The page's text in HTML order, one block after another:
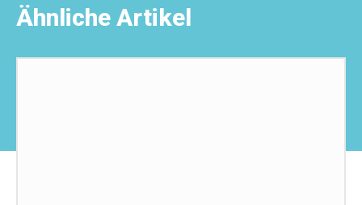
Ähnliche Artikel